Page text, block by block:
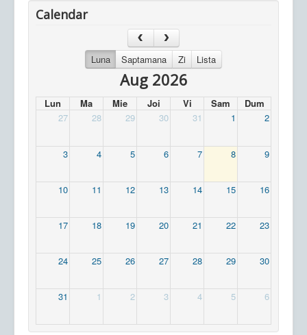
Calendar
Luna Saptamana Zi Lista
Aug 2026
Lun Ma Mie Joi Vi Sam
Dum
27
28 29 30 31 1 2
3 4 5 6 7 8 9
10 11 12 13 14 15 16
17 18 19 20 21 22 23
24 25 26 27 28 29 30
31 1 2 3 4 5 6